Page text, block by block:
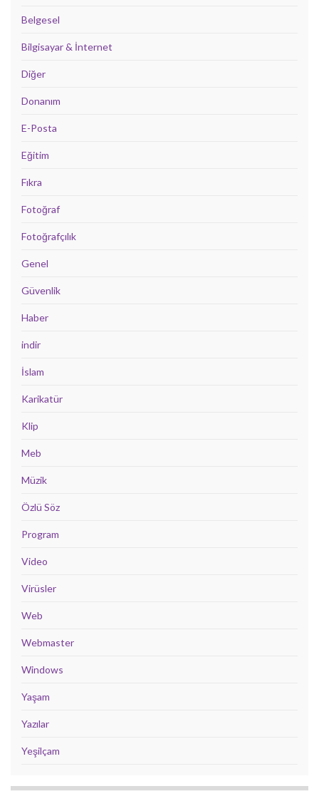
Belgesel
Bilgisayar & İnternet
Diğer
Donanım
E-Posta
Eğitim
Fıkra
Fotoğraf
Fotoğrafçılık
Genel
Güvenlik
Haber
indir
İslam
Karikatür
Klip
Meb
Müzik
Özlü Söz
Program
Video
Virüsler
Web
Webmaster
Windows
Yaşam
Yazılar
Yeşilçam